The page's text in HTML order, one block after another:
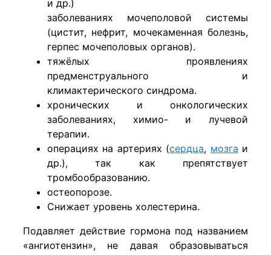
и др.)
заболеваниях мочеполовой системы
(цистит, нефрит, мочекаменная болезнь,
герпес мочеполовых органов).
тяжёлых проявлениях
предменструального и
климактерического синдрома.
хронических и онкологических
заболеваниях, химио- и лучевой
терапии.
операциях на артериях (сердца, мозга и
др.), так как препятствует
тромбообразо­ванию.
остеопорозе.
Снижает уровень холестерина.
Подавляет действие гормона под названием
«ангиотен­зин», не давая образовываться